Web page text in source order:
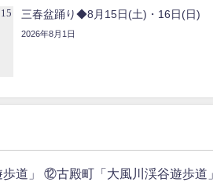
三春盆踊り◆8月15日(土)・16日(日)
2026年8月1日
歩道」 ⑫古殿町「大風川渓谷遊歩道